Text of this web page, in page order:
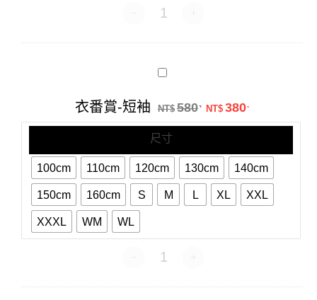
禮品包裝 數量
衣
短
袖
衣番賞-短袖 NT$ 580. 原始價格：
NT$ 380.目前價格
尺寸
100cm 110cm 120cm 130cm 140cm
150cm 160cm S M L XL XXL
XXXL WM WL
衣番賞-短袖 數量